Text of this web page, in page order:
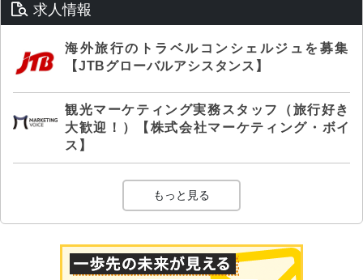
求人情報
海外旅行のトラベルコンシェルジュを募集
【JTBグローバルアシスタンス】
観光マーケティング実務スタッフ（旅行好き
大歓迎！）【株式会社マーケティング・ボイ
ス】
もっと見る